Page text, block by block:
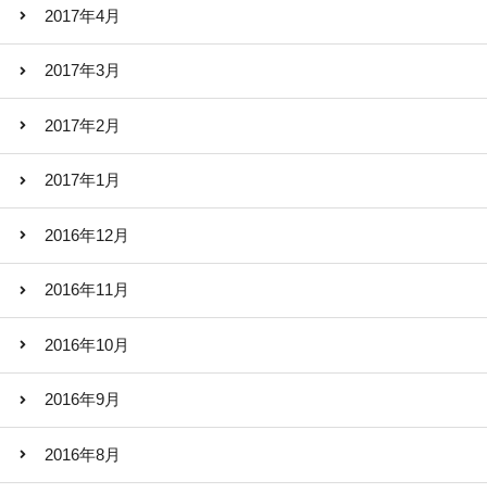
2017年4月
2017年3月
2017年2月
2017年1月
2016年12月
2016年11月
2016年10月
2016年9月
2016年8月